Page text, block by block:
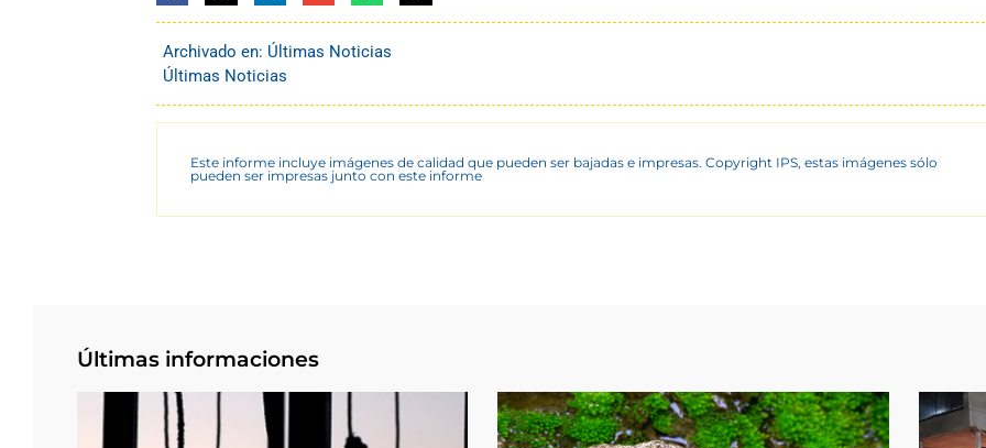
Archivado en: Últimas Noticias
Últimas Noticias
Este informe incluye imágenes de calidad que pueden ser bajadas e impresas. Copyright IPS, estas imágenes sólo
pueden ser impresas junto con este informe
Últimas informaciones